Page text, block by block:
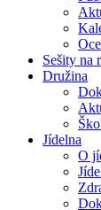
Sešity na
Družina
Jídelna
O